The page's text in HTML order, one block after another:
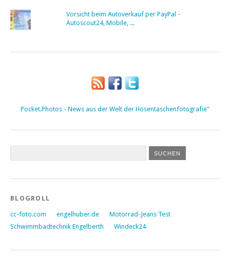
Vorsicht beim Autoverkauf per PayPal -
Autoscout24, Mobile, ...
Pocket.Photos - News aus der Welt der Hosentaschenfotografie"
BLOGROLL
cc-foto.com engelhuber.de
Motorrad-Jeans Test
Schwimmbadtechnik Engelberth
Windeck24